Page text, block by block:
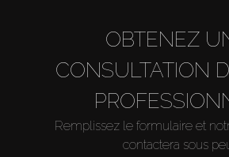
OBTENEZ
CONSULTATION
Remplissez le formulaire et
contactera sous